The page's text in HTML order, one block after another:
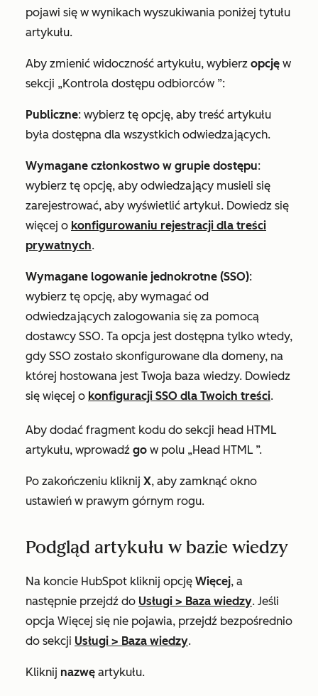
pojawi się w wynikach wyszukiwania poniżej tytułu
artykułu.
Aby zmienić widoczność artykułu, wybierz opcję w
sekcji „Kontrola dostępu odbiorców ”:
Publiczne: wybierz tę opcję, aby treść artykułu
była dostępna dla wszystkich odwiedzających.
Wymagane członkostwo w grupie dostępu:
wybierz tę opcję, aby odwiedzający musieli się
zarejestrować, aby wyświetlić artykuł. Dowiedz się
więcej o konfigurowaniu rejestracji dla treści
prywatnych.
Wymagane logowanie jednokrotne (SSO):
wybierz tę opcję, aby wymagać od
odwiedzających zalogowania się za pomocą
dostawcy SSO. Ta opcja jest dostępna tylko wtedy,
gdy SSO zostało skonfigurowane dla domeny, na
której hostowana jest Twoja baza wiedzy. Dowiedz
się więcej o konfiguracji SSO dla Twoich treści.
Aby dodać fragment kodu do sekcji head HTML
artykułu, wprowadź go w polu „Head HTML ”.
Po zakończeniu kliknij X, aby zamknąć okno
ustawień w prawym górnym rogu.
Podgląd artykułu w bazie wiedzy
Na koncie HubSpot kliknij opcję Więcej, a
następnie przejdź do Usługi > Baza wiedzy. Jeśli
opcja Więcej się nie pojawia, przejdź bezpośrednio
do sekcji Usługi > Baza wiedzy.
Kliknij nazwę artykułu.